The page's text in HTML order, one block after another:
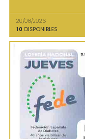
20/08/2026
10 DISPONIBLES